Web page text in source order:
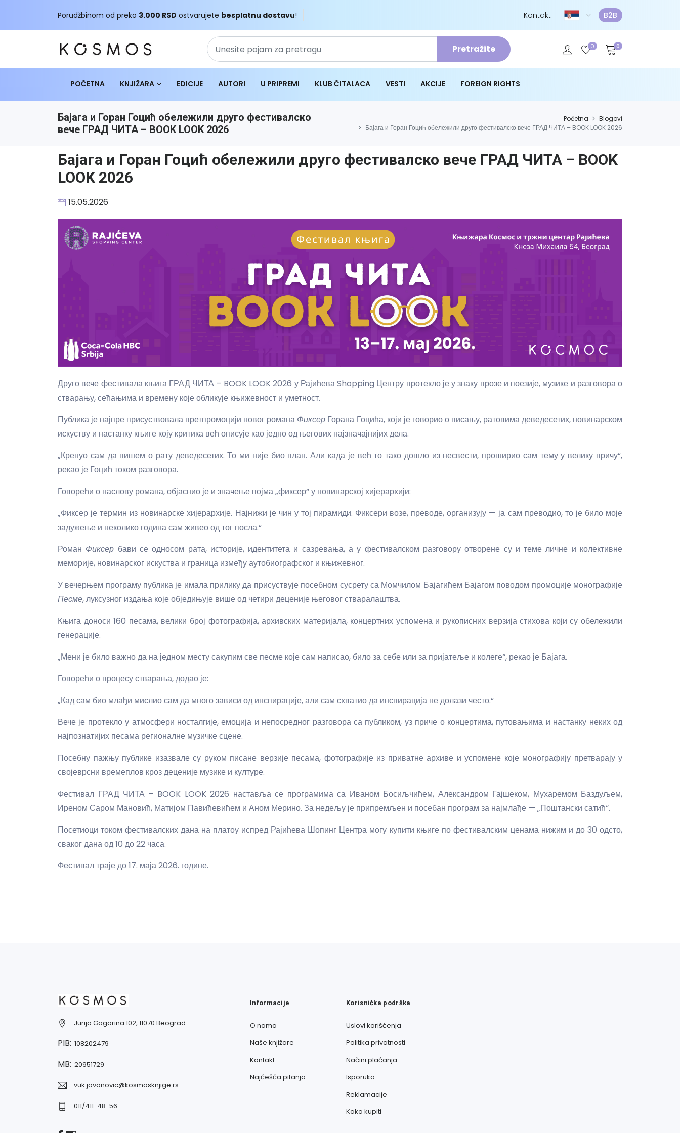
Porudžbinom od preko 3.000 RSD ostvarujete besplatnu dostavu! Kontakt B2B
Pretražite 0 0
POČETNA KNJIŽARA EDICIJE AUTORI U PRIPREMI KLUB ČITALACA VESTI AKCIJE FOREIGN RIGHTS
Бајага и Горан Гоцић обележили друго фестивалско
вече ГРАД ЧИТА – BOOK LOOK 2026
Početna
Blogovi
Бајага и Горан Гоцић обележили друго фестивалско вече ГРАД ЧИТА – BOOK LOOK 2026
Бајага и Горан Гоцић обележили друго фестивалско вече ГРАД ЧИТА – BOOK
LOOK 2026
15.05.2026
Друго вече фестивала књига ГРАД ЧИТА – BOOK LOOK 2026 у Рајићева Shopping Центру протекло је у знаку прозе и поезије, музике и разговора о
стварању, сећањима и времену које обликује књижевност и уметност.
Публика је најпре присуствовала претпромоцији новог романа Фиксер Горана Гоцића, који је говорио о писању, ратовима деведесетих, новинарском
искуству и настанку књиге коју критика већ описује као једно од његових најзначајнијих дела.
„Кренуо сам да пишем о рату деведесетих. То ми није био план. Али када је већ то тако дошло из несвести, проширио сам тему у велику причу“,
рекао је Гоцић током разговора.
Говорећи о наслову романа, објаснио је и значење појма „фиксер“ у новинарској хијерархији:
„Фиксер је термин из новинарске хијерархије. Најнижи је чин у тој пирамиди. Фиксери возе, преводе, организују — ја сам преводио, то је било моје
задужење и неколико година сам живео од тог посла.“
Роман Фиксер бави се односом рата, историје, идентитета и сазревања, а у фестивалском разговору отворене су и теме личне и колективне
меморије, новинарског искуства и граница између аутобиографског и књижевног.
У вечерњем програму публика је имала прилику да присуствује посебном сусрету са Момчилом Бајагићем Бајагом поводом промоције монографије
Песме, луксузног издања које обједињује више од четири деценије његовог стваралаштва.
Књига доноси 160 песама, велики број фотографија, архивских материјала, концертних успомена и рукописних верзија стихова који су обележили
генерације.
„Мени је било важно да на једном месту сакупим све песме које сам написао, било за себе или за пријатеље и колеге“, рекао је Бајага.
Говорећи о процесу стварања, додао је:
„Кад сам био млађи мислио сам да много зависи од инспирације, али сам схватио да инспирација не долази често.“
Вече је протекло у атмосфери носталгије, емоција и непосредног разговора са публиком, уз приче о концертима, путовањима и настанку неких од
најпознатијих песама регионалне музичке сцене.
Посебну пажњу публике изазвале су руком писане верзије песама, фотографије из приватне архиве и успомене које монографију претварају у
својеврсни времеплов кроз деценије музике и културе.
Фестивал ГРАД ЧИТА – BOOK LOOK 2026 наставља се програмима са Иваном Босиљчићем, Александром Гајшеком, Мухаремом Баздуљем,
Иреном Саром Мановић, Матијом Павићевићем и Аном Мерино. За недељу је припремљен и посебан програм за најмлађе — „Поштански сатић“.
Посетиоци током фестивалских дана на платоу испред Рајићева Шопинг Центра могу купити књиге по фестивалским ценама нижим и до 30 одсто,
сваког дана од 10 до 22 часа.
Фестивал траје до 17. маја 2026. године.
Jurija Gagarina 102, 11070 Beograd
PIB: 108202479
MB: 20951729
vuk.jovanovic@kosmosknjige.rs
011/411-48-56
Informacije
O nama
Naše knjižare
Kontakt
Najčešća pitanja
Korisnička podrška
Uslovi korišćenja
Politika privatnosti
Načini plaćanja
Isporuka
Reklamacije
Kako kupiti